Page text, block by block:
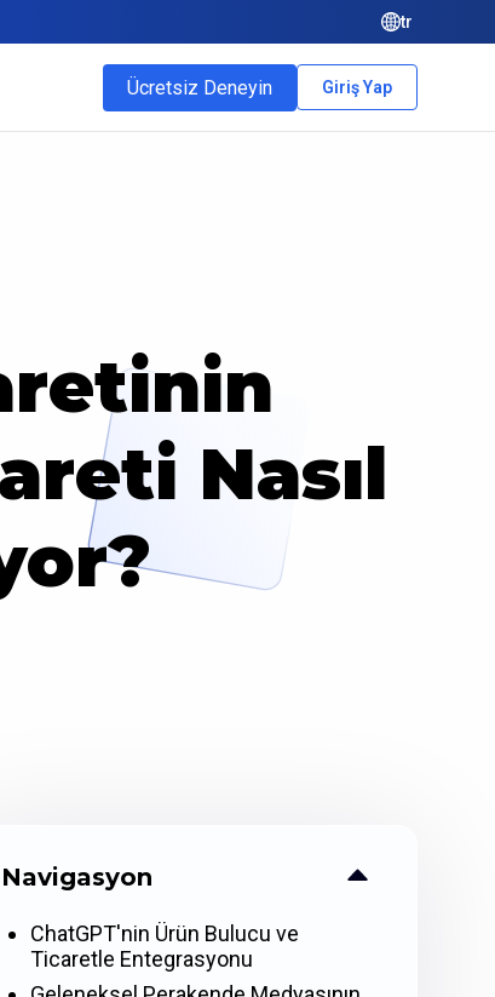
tr
Ücretsiz Deneyin Giriş Yap
Nasıl
Navigasyon
ChatGPT'nin Ürün Bulucu ve
Ticaretle Entegrasyonu